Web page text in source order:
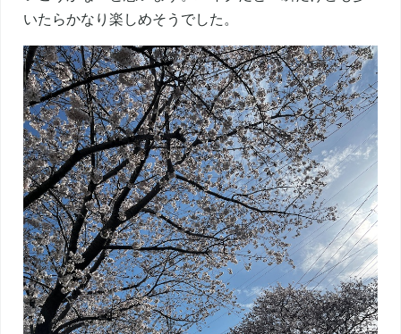
いたらかなり楽しめそうでした。